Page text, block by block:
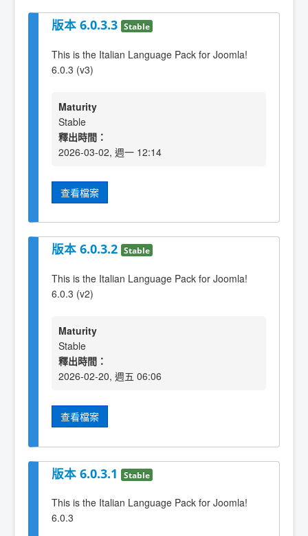
版本 6.0.3.3 Stable
This is the Italian Language Pack for Joomla!
6.0.3 (v3)
Maturity
Stable
釋出時間：
2026-03-02, 週一 12:14
查看檔案
版本 6.0.3.2 Stable
This is the Italian Language Pack for Joomla!
6.0.3 (v2)
Maturity
Stable
釋出時間：
2026-02-20, 週五 06:06
查看檔案
版本 6.0.3.1 Stable
This is the Italian Language Pack for Joomla!
6.0.3